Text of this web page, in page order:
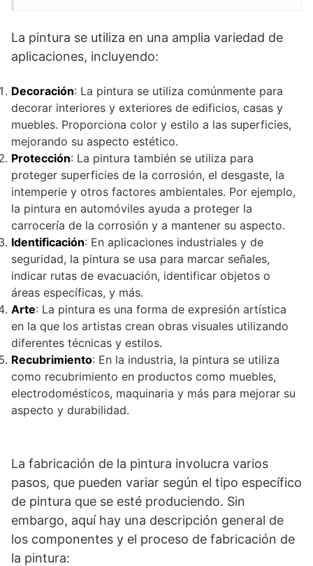
La pintura se utiliza en una amplia variedad de
aplicaciones, incluyendo:
Decoración: La pintura se utiliza comúnmente para
decorar interiores y exteriores de edificios, casas y
muebles. Proporciona color y estilo a las superficies,
mejorando su aspecto estético.
Protección: La pintura también se utiliza para
proteger superficies de la corrosión, el desgaste, la
intemperie y otros factores ambientales. Por ejemplo,
la pintura en automóviles ayuda a proteger la
carrocería de la corrosión y a mantener su aspecto.
Identificación: En aplicaciones industriales y de
seguridad, la pintura se usa para marcar señales,
indicar rutas de evacuación, identificar objetos o
áreas específicas, y más.
Arte: La pintura es una forma de expresión artística
en la que los artistas crean obras visuales utilizando
diferentes técnicas y estilos.
Recubrimiento: En la industria, la pintura se utiliza
como recubrimiento en productos como muebles,
electrodomésticos, maquinaria y más para mejorar su
aspecto y durabilidad.
La fabricación de la pintura involucra varios
pasos, que pueden variar según el tipo específico
de pintura que se esté produciendo. Sin
embargo, aquí hay una descripción general de
los componentes y el proceso de fabricación de
la pintura: